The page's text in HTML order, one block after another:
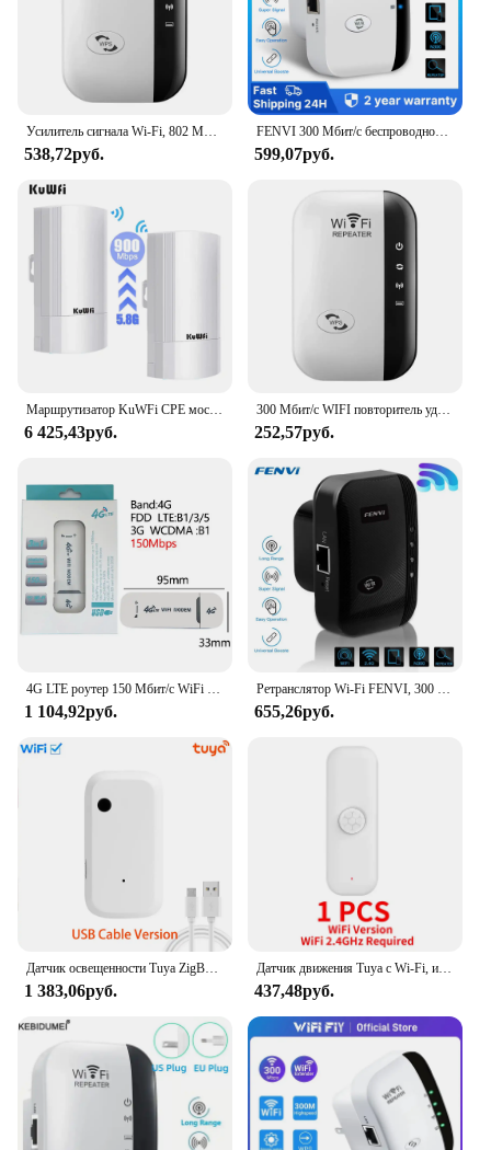
538,72руб.
FENVI 300 Мбит/с беспроводной повторитель Wi-Fi удаленный удлинитель Wi-Fi усилитель 802.11N усилитель Wi-Fi Reapeter
599,07руб.
Маршрутизатор KuWFi CPE мост, 5,8 ГГц, 900 Мбит/с, водонепроницаемый
6 425,43руб.
300 Мбит/с WIFI повторитель удаленный Wi-Fi усилитель 802.11N WiFi усилитель сигнала сетевой усилитель для дома/офиса беспроводной повторитель
252,57руб.
4G LTE роутер 150 Мбит/с WiFi ретранслятор усилитель сигнала сетевой расширитель Мобильная точка доступа карманный беспроводной Mifi модем слот для SIM-карты
1 104,92руб.
Ретранслятор Wi-Fi FENVI, 300 Мбит/с, 802.11N
655,26руб.
Датчик освещенности Tuya ZigBee/WiFi, интеллектуальный датчик освещенности дома, детектор яркости, автоматизация, работа с умной связью жизни
1 383,06руб.
Датчик движения Tuya с Wi-Fi, инфракрасный сенсор для умного дома, с дистанционным управлением через приложение, для умного дома, работы с Alexa
437,48руб.